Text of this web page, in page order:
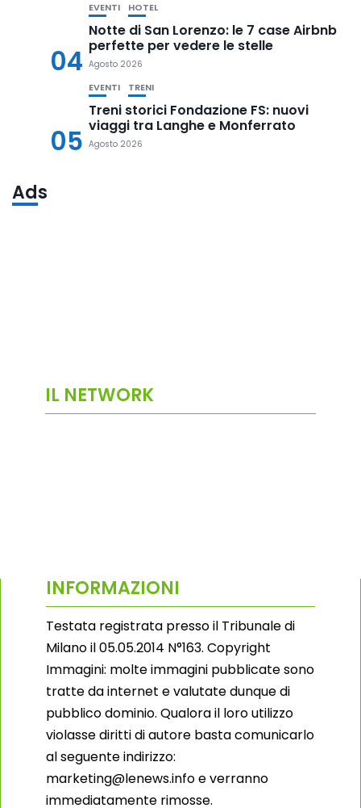
04
EVENTI HOTEL
Notte di San Lorenzo: le 7 case Airbnb
perfette per vedere le stelle
Agosto 2026
05
EVENTI TRENI
Treni storici Fondazione FS: nuovi
viaggi tra Langhe e Monferrato
Agosto 2026
Ads
IL NETWORK
INFORMAZIONI
Testata registrata presso il Tribunale di
Milano il 05.05.2014 N°163. Copyright
Immagini: molte immagini pubblicate sono
tratte da internet e valutate dunque di
pubblico dominio. Qualora il loro utilizzo
violasse diritti di autore basta comunicarlo
al seguente indirizzo:
marketing@lenews.info e verranno
immediatamente rimosse.